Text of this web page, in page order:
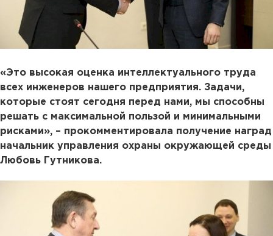
«Это высокая оценка интеллектуального труда
всех инженеров нашего предприятия. Задачи,
которые стоят сегодня перед нами, мы способны
решать с максимальной пользой и минимальными
рисками», – прокомментировала получение наград
начальник управления охраны окружающей среды
Любовь Гутникова.